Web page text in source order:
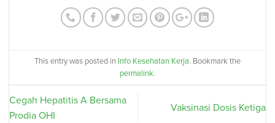
This entry was posted in Info Kesehatan Kerja. Bookmark the
permalink.
Cegah Hepatitis A Bersama
Prodia OHI
Vaksinasi Dosis Ketiga